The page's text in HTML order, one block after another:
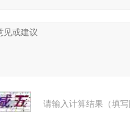
请输入计算结果（填